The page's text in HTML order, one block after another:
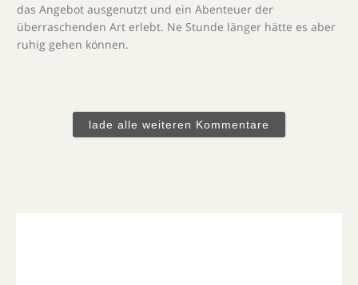
das Angebot ausgenutzt und ein Abenteuer der
überraschenden Art erlebt. Ne Stunde länger hätte es aber
ruhig gehen können.
lade alle weiteren Kommentare